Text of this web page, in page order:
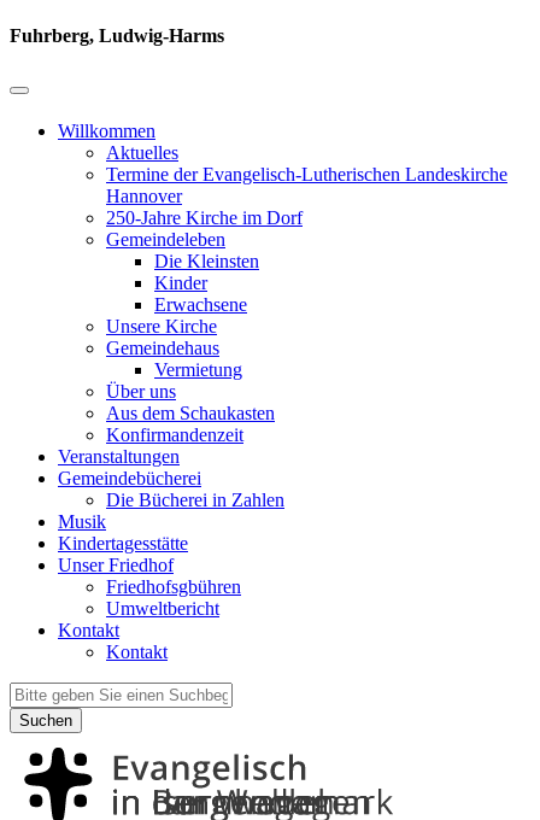
Fuhrberg, Ludwig-Harms
Willkommen
Aktuelles
Termine der Evangelisch-Lutherischen Landeskirche
Hannover
250-Jahre Kirche im Dorf
Gemeindeleben
Die Kleinsten
Kinder
Erwachsene
Unsere Kirche
Gemeindehaus
Vermietung
Über uns
Aus dem Schaukasten
Konfirmandenzeit
Veranstaltungen
Gemeindebücherei
Die Bücherei in Zahlen
Musik
Kindertagesstätte
Unser Friedhof
Friedhofsgbühren
Umweltbericht
Kontakt
Kontakt
Suchen